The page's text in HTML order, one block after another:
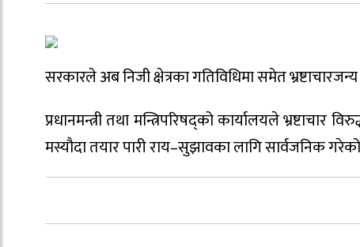
सरकारले अब निजी क्षेत्रका गतिविधिमा समेत
प्रधानमन्त्री तथा मन्त्रिपरिषद्को कार्यालयले भ्रष्टाचार
मस्यौदा तयार पारी राय–सुझावका लागि सार्वजनिक